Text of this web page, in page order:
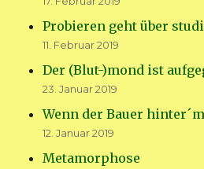
Probieren geht über
11. Februar 2019
Der (Blut-)mond ist
23. Januar 2019
Wenn der Bauer
12. Januar 2019
Metamorphose